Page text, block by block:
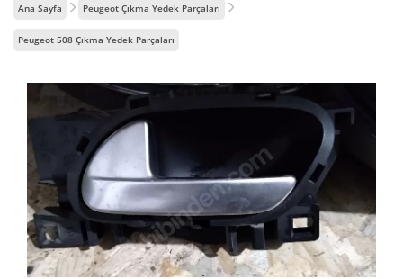
Ana Sayfa Peugeot Çıkma Yedek Parçaları
Peugeot 508 Çıkma Yedek Parçaları